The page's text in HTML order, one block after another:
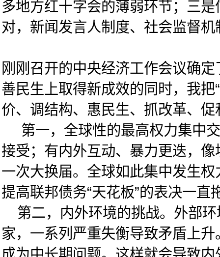
多地方红十字会的薄弱环节；三
对，新闻发言人制度、社会监
刚刚召开的中央经济工作会议确
善民生上取得新成效的同时，我把
价、调结构、惠民生、抓改革、
第一，全球性的最高权力集中交
接受；有内外互动、暴力更迭，
一次大换届。全球如此集中发生
提高联邦债务“天花板”的表决一
第二，内外环境的挑战。外部环
家，一系列严重失衡导致矛盾上